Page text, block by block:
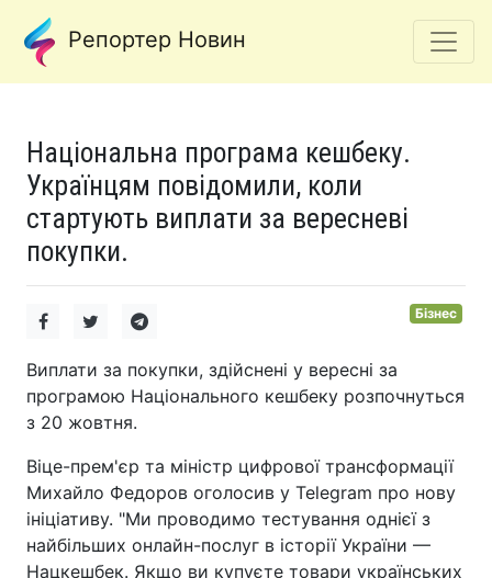
Репортер Новин
Національна програма кешбеку.
Українцям повідомили, коли
стартують виплати за вересневі
покупки.
Бізнес
Виплати за покупки, здійснені у вересні за
програмою Національного кешбеку розпочнуться
з 20 жовтня.
Віце-прем'єр та міністр цифрової трансформації
Михайло Федоров оголосив у Telegram про нову
ініціативу. "Ми проводимо тестування однієї з
найбільших онлайн-послуг в історії України —
Нацкешбек. Якщо ви купуєте товари українських